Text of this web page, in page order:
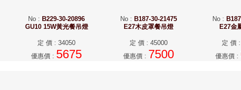
No : B229-30-20896
GU10 15W黃光餐吊燈
定 價 : 34050
優惠價 : 5675
No : B187-30-21475
E27木皮罩餐吊燈
定 價 : 45000
優惠價 : 7500
No :
E27金
定 價 :
優惠價 :